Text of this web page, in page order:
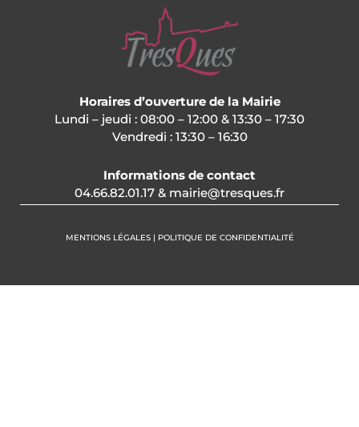
Horaires d’ouverture de la Mairie
Lundi – jeudi : 08:00 – 12:00 & 13:30 – 17:30
Vendredi : 13:30 – 16:30
Informations de contact
04.66.82.01.17 & mairie@tresques.fr
MENTIONS LÉGALES | POLITIQUE DE CONFIDENTIALITÉ